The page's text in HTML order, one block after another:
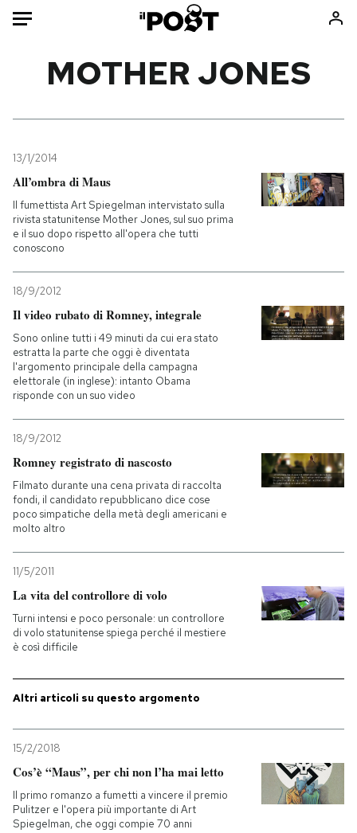
Mondo
Politica
Tecnologia
Internet
Scienza
Cultura
Economia
Sport
Storie/Idee
Ok Boomer!
Europa
Mondiali calcio 2026
PODCAST
NEWSLETTER
I MIEI PREFERITI
CALENDARIO
AREA PERSONALE
MOTHER JONES
13/1/2014
All’ombra di Maus
Il fumettista Art Spiegelman intervistato sulla
rivista statunitense Mother Jones, sul suo prima
e il suo dopo rispetto all'opera che tutti
conoscono
18/9/2012
Il video rubato di Romney, integrale
Sono online tutti i 49 minuti da cui era stato
estratta la parte che oggi è diventata
l'argomento principale della campagna
elettorale (in inglese): intanto Obama
risponde con un suo video
18/9/2012
Romney registrato di nascosto
Filmato durante una cena privata di raccolta
fondi, il candidato repubblicano dice cose
poco simpatiche della metà degli americani e
molto altro
11/5/2011
La vita del controllore di volo
Turni intensi e poco personale: un controllore
di volo statunitense spiega perché il mestiere
è così difficile
Altri articoli su questo argomento
15/2/2018
Cos’è “Maus”, per chi non l’ha mai letto
Il primo romanzo a fumetti a vincere il premio
Pulitzer e l'opera più importante di Art
Spiegelman, che oggi compie 70 anni